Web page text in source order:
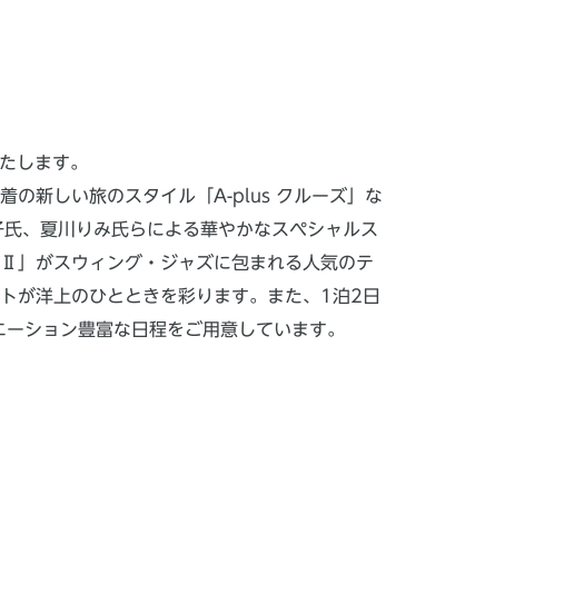
します。
の新しい旅のスタイル「A-plus クルーズ」な
、夏川りみ氏らによる華やかなスペシャルス
」がスウィング・ジャズに包まれる人気のテ
が洋上のひとときを彩ります。また、1泊2日
ション豊富な日程をご用意しています。